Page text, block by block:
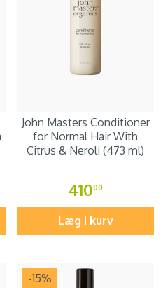
John Masters Conditioner
for Normal Hair With
Citrus & Neroli (473 ml)
41000
Læg i kurv
-15%